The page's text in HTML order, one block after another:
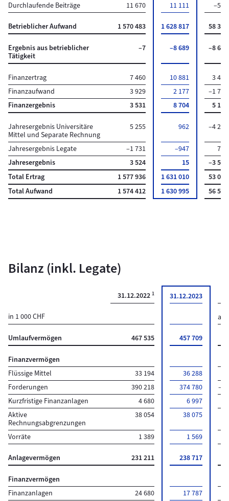
Durchlaufende Beiträge
11 670 11 111 –559
Betrieblicher Aufwand 1 570 483 1 628 817 58 334
Ergebnis aus betrieblicher
Tätigkeit
–7 –8 689 –8 681
Finanzertrag 7 460 10 881
3 421
Finanzaufwand
3 929 2 177
–1 751
Finanzergebnis
3 531 8 704 5 173
Jahresergebnis Universitäre
Mittel und Separate Rechnung
5 255 962 –4 293
Jahresergebnis Legate –1 731 –947
785
Jahresergebnis
3 524 15
–3 509
Total Ertrag
1 577 936 1 631 010
53 074
Total Aufwand
1 574 412 1 630 995 56 583
Bilanz (inkl. Legate)
31.12.2022 1 31.12.2023
in 1 000 CHF
Umlaufvermögen 467 535 457 709
Finanzvermögen
Flüssige Mittel
33 194 36 288
Forderungen
390 218 374 780
Kurzfristige Finanzanlagen
4 680 6 997
Aktive
Rechnungsabgrenzungen
38 054 38 075
Vorräte 1 389 1 569
Anlagevermögen 231 211 238 717
Finanzvermögen
Finanzanlagen
24 680 17 787